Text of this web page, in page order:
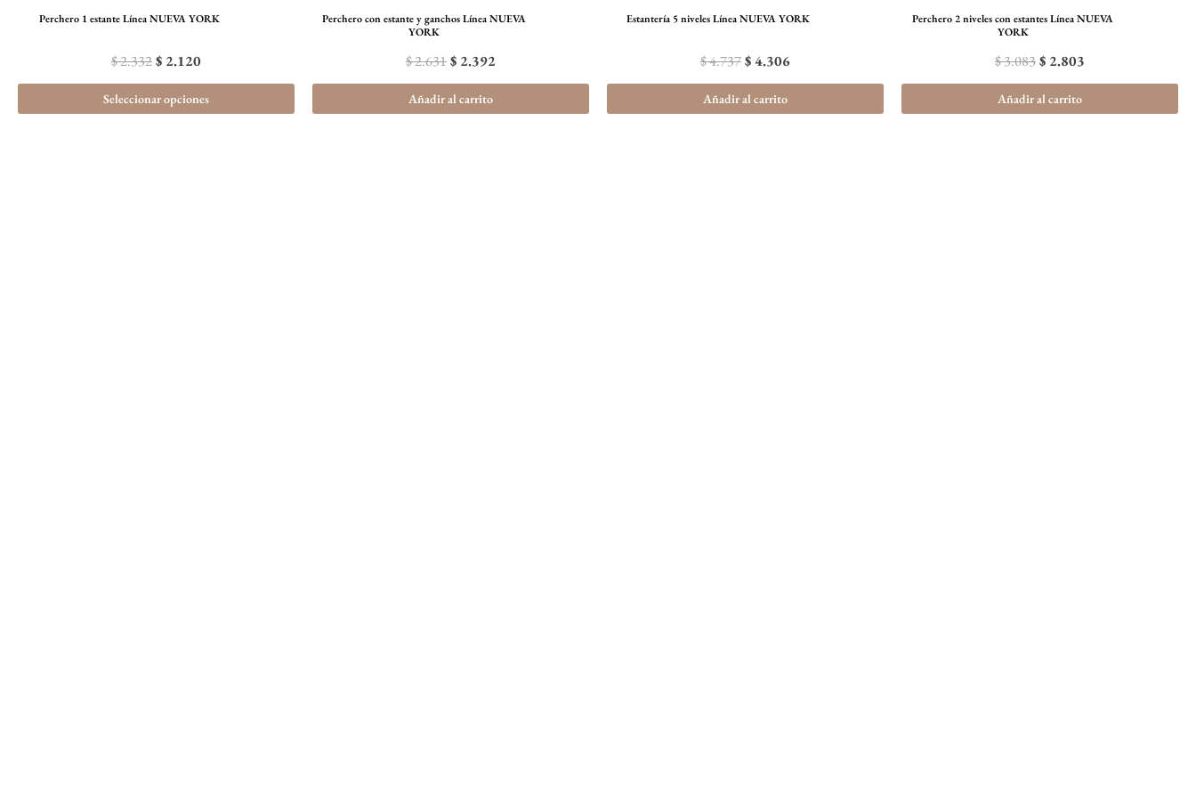
Perchero 1 estante Línea NUEVA YORK
$2.332$ 2.120
Seleccionar opciones
Perchero con estante y ganchos Línea NUEVA
YORK
$2.631$ 2.392
Añadir al carrito
Estantería 5 niveles Línea NUEVA YORK
$4.737$4.306
Añadir al carrito
Perchero 2 niveles con estantes Línea NUEVA
YORK
$3.083$ 2.803
Añadir al carrito